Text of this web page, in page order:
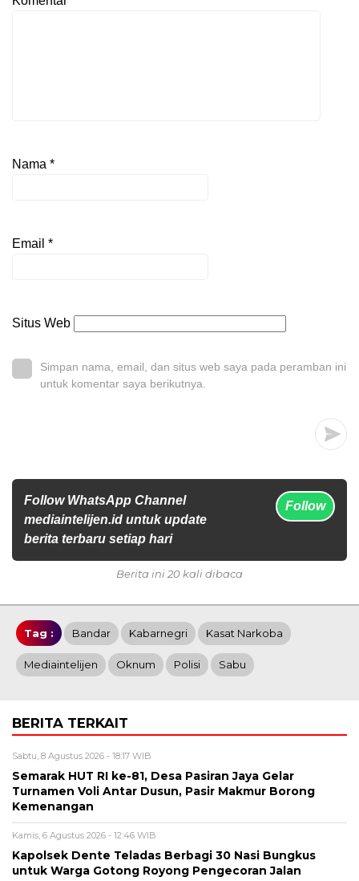
Nama *
Email *
Situs Web
Simpan nama, email, dan situs web saya pada peramban ini
untuk komentar saya berikutnya.
Follow WhatsApp Channel
mediaintelijen.id untuk update
berita terbaru setiap hari
Follow
Berita ini 20 kali dibaca
Tag : Bandar Kabarnegri Kasat Narkoba
Mediaintelijen Oknum Polisi Sabu
BERITA TERKAIT
Sabtu, 8 Agustus 2026 - 18:17 WIB
Semarak HUT RI ke-81, Desa Pasiran Jaya Gelar
Turnamen Voli Antar Dusun, Pasir Makmur Borong
Kemenangan
Kamis, 6 Agustus 2026 - 12:46 WIB
Kapolsek Dente Teladas Berbagi 30 Nasi Bungkus
untuk Warga Gotong Royong Pengecoran Jalan